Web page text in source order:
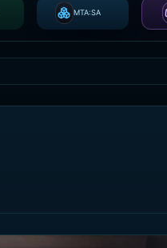
MTA:SA